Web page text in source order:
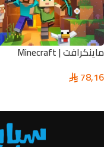
ماينكرافت | Minecraft
78,16